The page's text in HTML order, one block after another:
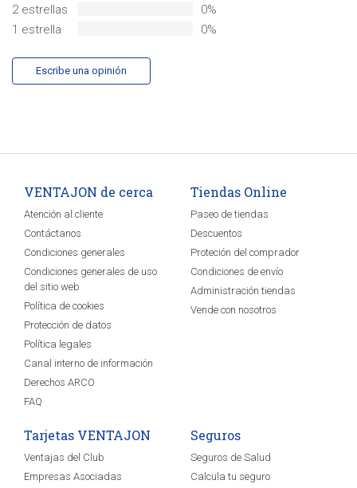
2 estrellas
0%
1 estrella
0%
Escribe una opinión
VENTAJON de cerca
Atención al cliente
Contáctanos
Condiciones generales
Condiciones generales de uso
del sitio web
Política de cookies
Protección de datos
Política legales
Canal interno de información
Derechos ARCO
FAQ
Tiendas Online
Paseo de tiendas
Descuentos
Proteción del comprador
Condiciones de envío
Administración tiendas
Vende con nosotros
Tarjetas VENTAJON
Ventajas del Club
Empresas Asociadas
Seguros
Seguros de Salud
Calcula tu seguro